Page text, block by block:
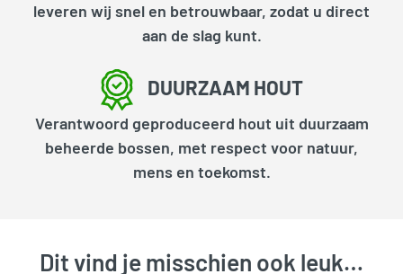
leveren wij snel en betrouwbaar, zodat u direct
aan de slag kunt.
DUURZAAM HOUT
Verantwoord geproduceerd hout uit duurzaam
beheerde bossen, met respect voor natuur,
mens en toekomst.
Dit vind je misschien ook leuk…